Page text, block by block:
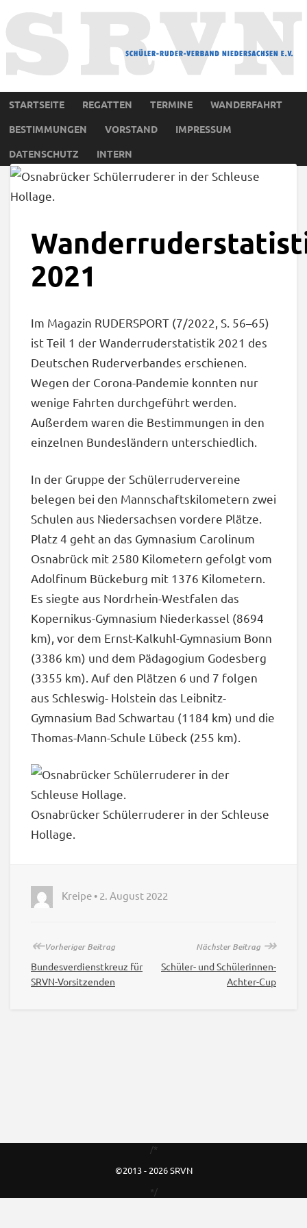
STARTSEITE REGATTEN TERMINE
WANDERFAHRT
BESTIMMUNGEN
VORSTAND
IMPRESSUM
DATENSCHUTZ
INTERN
2021
Im Magazin RUDERSPORT (7/2022, S. 56–65)
ist Teil 1 der Wanderruderstatistik 2021 des
Deutschen Ruderverbandes erschienen.
Wegen der Corona-Pandemie konnten nur
wenige Fahrten durchgeführt werden.
Außerdem waren die Bestimmungen in den
einzelnen Bundesländern unterschiedlich.
In der Gruppe der Schülerrudervereine
belegen bei den Mannschaftskilometern zwei
Schulen aus Niedersachsen vordere Plätze.
Platz 4 geht an das Gymnasium Carolinum
Osnabrück mit 2580 Kilometern gefolgt vom
Adolfinum Bückeburg mit 1376 Kilometern.
Es siegte aus Nordrhein-Westfalen das
Kopernikus-Gymnasium Niederkassel (8694
km), vor dem Ernst-Kalkuhl-Gymnasium Bonn
(3386 km) und dem Pädagogium Godesberg
(3355 km). Auf den Plätzen 6 und 7 folgen
aus Schleswig- Holstein das Leibnitz-
Gymnasium Bad Schwartau (1184 km) und die
Thomas-Mann-Schule Lübeck (255 km).
Osnabrücker Schülerruderer in der Schleuse
Hollage.
Kreipe • 2. August 2022
↞Vorheriger Beitrag
Bundesverdienstkreuz für
SRVN-Vorsitzenden
Nächster Beitrag ↠
Schüler- und Schülerinnen-
Achter-Cup
/*
©2013 - 2026 SRVN
*/